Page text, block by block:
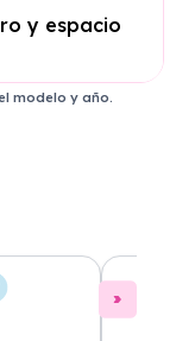
y espacio
modelo y año.